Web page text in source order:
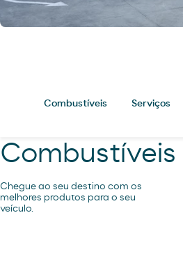
Combustíveis Serviços
Combustíveis
Chegue ao seu destino com os
melhores produtos para o seu
veículo.